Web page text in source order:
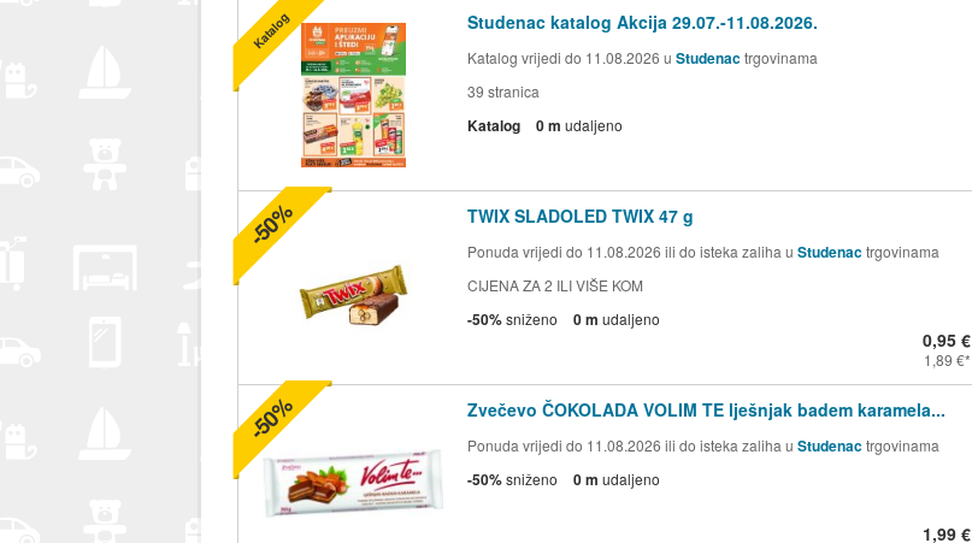
Studenac katalog Akcija 29.07.-11.08.2026.
Katalog vrijedi do 11.08.2026 u Studenactrgovinama
39 stranica
Katalog 0 m udaljeno
Katalog
TWIX SLADOLED TWIX 47 g
Ponuda vrijedi do 11.08.2026 ili do isteka zaliha u Studenactrgovinama
CIJENA ZA 2 ILI VIŠE KOM
-50%sniženo 0 m udaljeno
0,95 €
1,89 €
-50%
Zvečevo ČOKOLADA VOLIM TE lješnjak badem karamela...
Ponuda vrijedi do 11.08.2026 ili do isteka zaliha u Studenactrgovinama
-50%sniženo 0 m udaljeno
1,99 €
-50%